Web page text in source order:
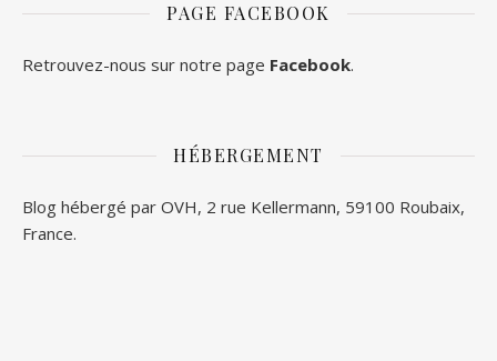
PAGE FACEBOOK
Retrouvez-nous sur notre page Facebook.
HÉBERGEMENT
Blog hébergé par OVH, 2 rue Kellermann, 59100 Roubaix,
France.